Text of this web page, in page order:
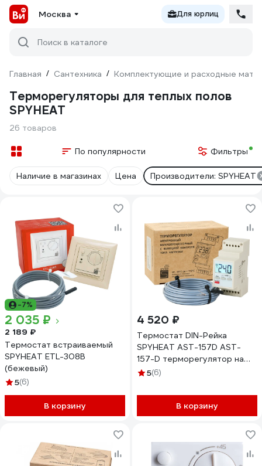
Москва Для юрлиц
Поиск в каталоге
Главная / Сантехника / Комплектующие и расходные
Терморегуляторы для теплых полов
SPYHEAT
26 товаров
По популярности Фильтры
Наличие в магазинах Цена Производители: SPYHEAT
-7%
2 035 ₽
2 189 ₽
Термостат встраиваемый
SPYHEAT ETL-308B
(бежевый)
5(6)
В корзину
4 520 ₽
Термостат DIN-Рейка
SPYHEAT AST-157D AST-
157-D терморегулятор на
дин непрограммируемый
5(6)
В корзину